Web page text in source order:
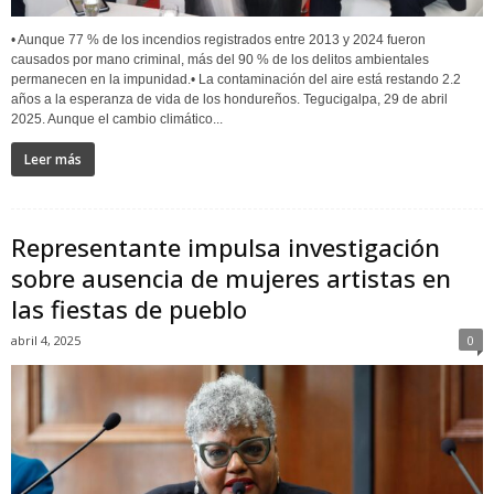
• Aunque 77 % de los incendios registrados entre 2013 y 2024 fueron
causados por mano criminal, más del 90 % de los delitos ambientales
permanecen en la impunidad.• La contaminación del aire está restando 2.2
años a la esperanza de vida de los hondureños. Tegucigalpa, 29 de abril
2025. Aunque el cambio climático...
Leer más
Representante impulsa investigación
sobre ausencia de mujeres artistas en
las fiestas de pueblo
abril 4, 2025 0